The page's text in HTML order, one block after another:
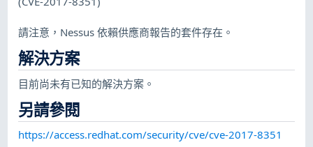
請注意，Nessus 依賴供應商報告的套件存在。
解決方案
目前尚未有已知的解決方案。
另請參閱
https://access.redhat.com/security/cve/cve-2017-8351